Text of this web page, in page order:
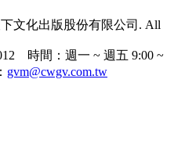
文化出版股份有限公司. All
時間：週一 ~ 週五 9:00 ~
gvm@cwgv.com.tw